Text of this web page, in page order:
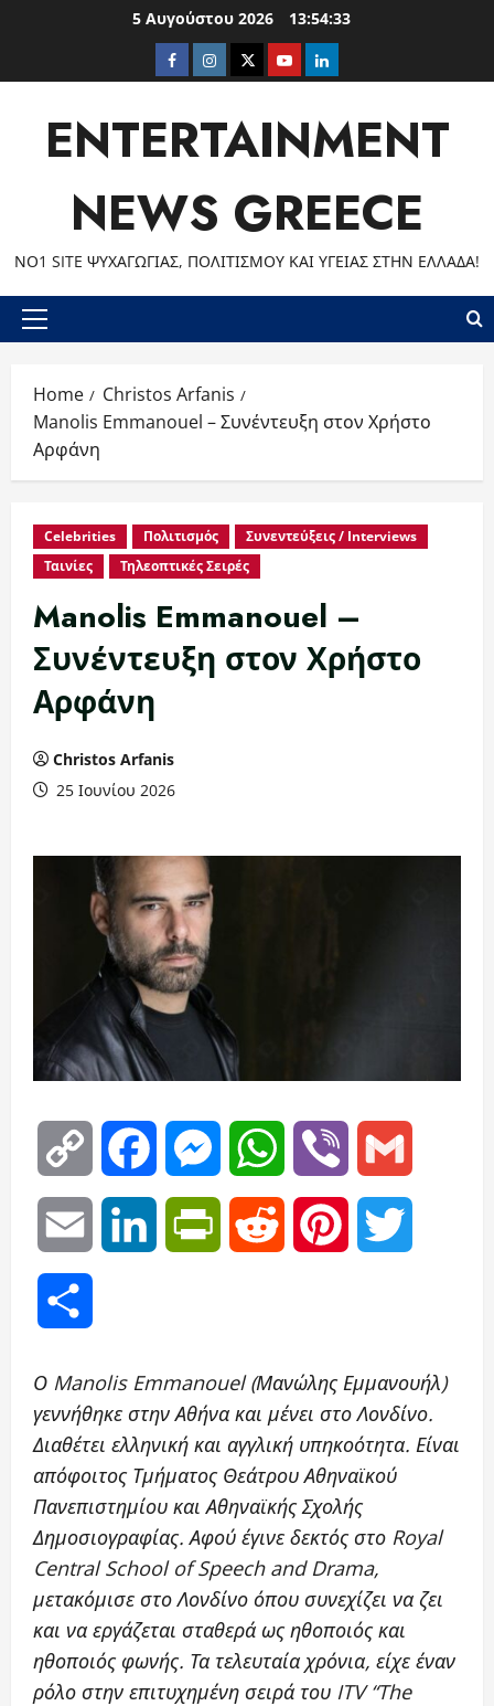
5 Αυγούστου 2026 13:54:34
Facebook
Instagram
TwitterYoutubeLinkedIn
ENTERTAINMENT
NEWS GREECE
ΝΟ1 SITE ΨΥΧΑΓΩΓΊΑΣ, ΠΟΛΙΤΙΣΜΟΎ ΚΑΙ ΥΓΕΊΑΣ ΣΤΗΝ ΕΛΛΆΔΑ!
Primary
Home
Christos Arfanis
Manolis Emmanouel – Συνέντευξη στον Χρήστο
Αρφάνη
Celebrities Πολιτισμός
Συνεντεύξεις / Interviews
Ταινίες
Τηλεοπτικές Σειρές
Manolis Emmanouel –
Συνέντευξη στον Χρήστο
Αρφάνη
Christos Arfanis
25 Ιουνίου 2026
Copy
Link
Facebook MessengerWhatsAppViber
Email LinkedIn PrintFriendly
Reddit Pinterest
Ο Manolis Emmanouel (Μανώλης Εμμανουήλ)
γεννήθηκε στην Αθήνα και μένει στο Λονδίνο.
Διαθέτει ελληνική και αγγλική υπηκοότητα. Είναι
απόφοιτος Τμήματος Θεάτρου Αθηναϊκού
Πανεπιστημίου και Αθηναϊκής Σχολής
Δημοσιογραφίας. Αφού έγινε δεκτός στο Royal
Central School of Speech and Drama,
μετακόμισε στο Λονδίνο όπου συνεχίζει να ζει
και να εργάζεται σταθερά ως ηθοποιός και
ηθοποιός φωνής. Τα τελευταία χρόνια, είχε έναν
ρόλο στην επιτυχημένη σειρά του ITV “The